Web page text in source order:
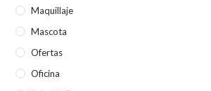
Maquillaje
Mascota
Ofertas
Oficina